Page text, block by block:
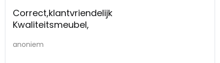
Correct,klantvriendelijk
Kwaliteitsmeubel,
anoniem